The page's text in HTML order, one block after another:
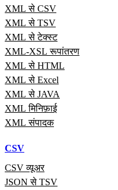
XML से CSV
XML से TSV
XML से टेक्स्ट
XML-XSL रूपांतरण
XML से HTML
XML से Excel
XML से JAVA
XML मिनिफ़ाई
XML संपादक
CSV
CSV व्यूअर
JSON से TSV